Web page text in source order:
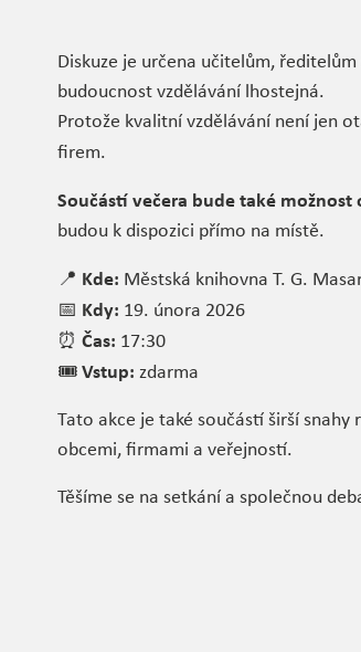
Diskuze je určena učitelům,
budoucnost vzdělávání lhostejná.
Protože kvalitní vzdělávání není jen
firem.
Součástí večera bude také
budou k dispozici přímo na místě.
📍 Kde: Městská knihovna T. G.
📅 Kdy: 19. února 2026
⏰ Čas: 17:30
🎟️Vstup: zdarma
Tato akce je také součástí širší
obcemi, firmami a veřejností.
Těšíme se na setkání a společnou